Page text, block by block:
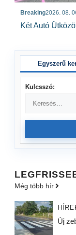
Breaking2026. 08.
Két Autó
Egyszerű
Kulcsszó:
Még több hír
Új